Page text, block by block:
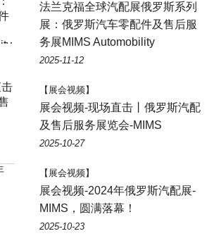
法兰克福全球汽配展俄罗斯系列
展：俄罗斯汽车零配件及售后服
务展MIMS Automobility
2025-11-12
【展会视频】
展会视频-现场直击丨俄罗斯汽配
及售后服务展览会-MIMS
2025-10-27
【展会视频】
展会视频-2024年俄罗斯汽配展-
MIMS，圆满落幕！
2025-10-23